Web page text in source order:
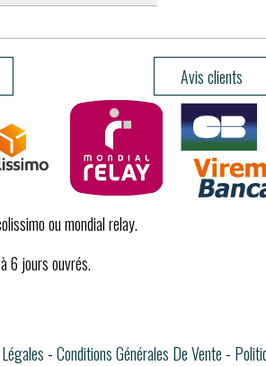
Avis clients
ou mondial relay.
6 jours ouvrés.
Conditions Générales De Vente